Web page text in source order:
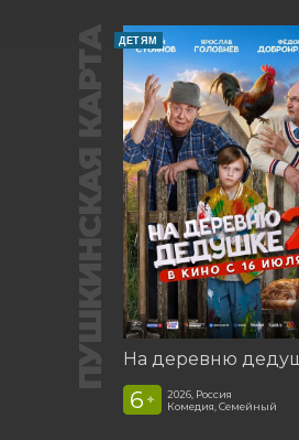
ПУШКИНСКАЯ КАРТА ДЕТЯМ
6 +
2026, Россия
Комедия, Семейный